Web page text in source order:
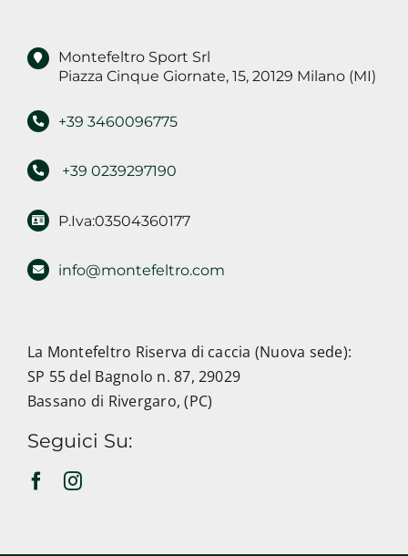
Montefeltro Sport Srl
Piazza Cinque Giornate, 15, 20129 Milano (MI)
+39 3460096775
+39 0239297190
P.Iva:03504360177
info@montefeltro.com
La Montefeltro Riserva di caccia (Nuova sede):
SP 55 del Bagnolo n. 87, 29029
Bassano di Rivergaro, (PC)
Seguici Su: